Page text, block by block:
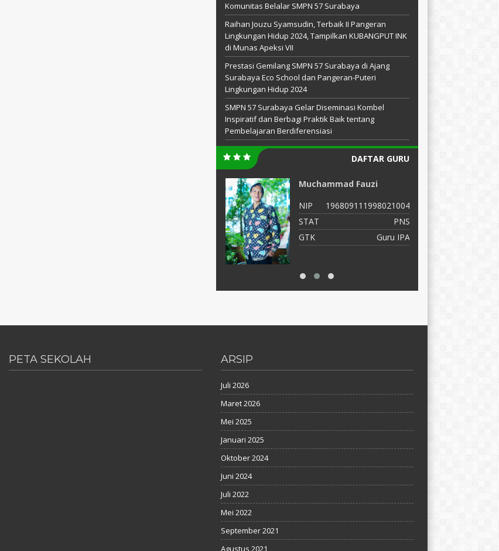
Komunitas Belalar SMPN 57 Surabaya
Raihan Jouzu Syamsudin, Terbaik II Pangeran
Lingkungan Hidup 2024, Tampilkan KUBANGPUT INK
di Munas Apeksi VII
Prestasi Gemilang SMPN 57 Surabaya di Ajang
Surabaya Eco School dan Pangeran-Puteri
Lingkungan Hidup 2024
SMPN 57 Surabaya Gelar Diseminasi Kombel
Inspiratif dan Berbagi Praktik Baik tentang
Pembelajaran Berdiferensiasi
DAFTAR GURU
Muchammad Fauzi
NIP
196809111998021004
STAT
PNS
GTK
Guru IPA
PETA SEKOLAH ARSIP
Juli 2026
Maret 2026
Mei 2025
Januari 2025
Oktober 2024
Juni 2024
Juli 2022
Mei 2022
September 2021